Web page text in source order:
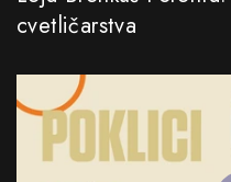
cvetličarstva